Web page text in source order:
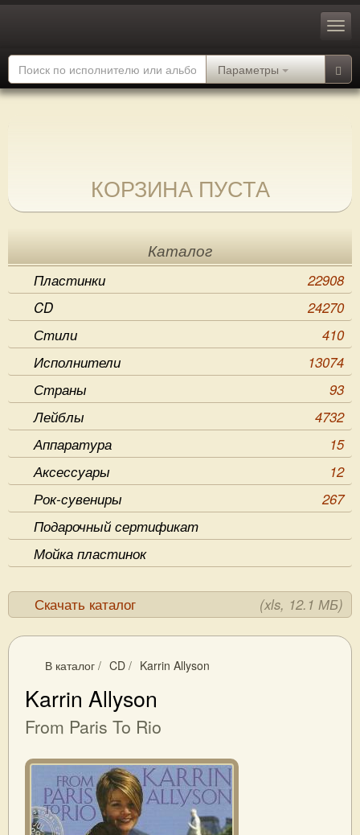
Параметры
КОРЗИНА ПУСТА
Каталог
Пластинки
22908
CD
24270
Стили
410
Исполнители
13074
Страны
93
Лейблы
4732
Аппаратура
15
Аксессуары
12
Рок-сувениры
267
Подарочный сертификат
Мойка пластинок
Скачать каталог (xls, 12.1 МБ)
В каталог / CD / Karrin Allyson
Karrin Allyson
From Paris To Rio